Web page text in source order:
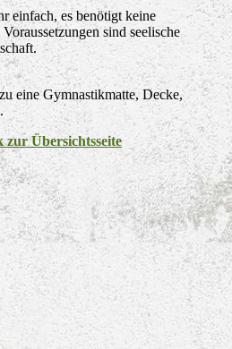
einfach, es benötigt keine
sind seelische
eine Gymnastikmatte, Decke,
zur Übersichtsseite